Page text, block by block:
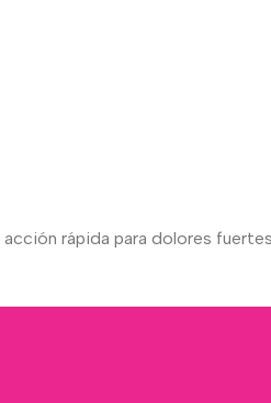
rápida para dolores fuertes